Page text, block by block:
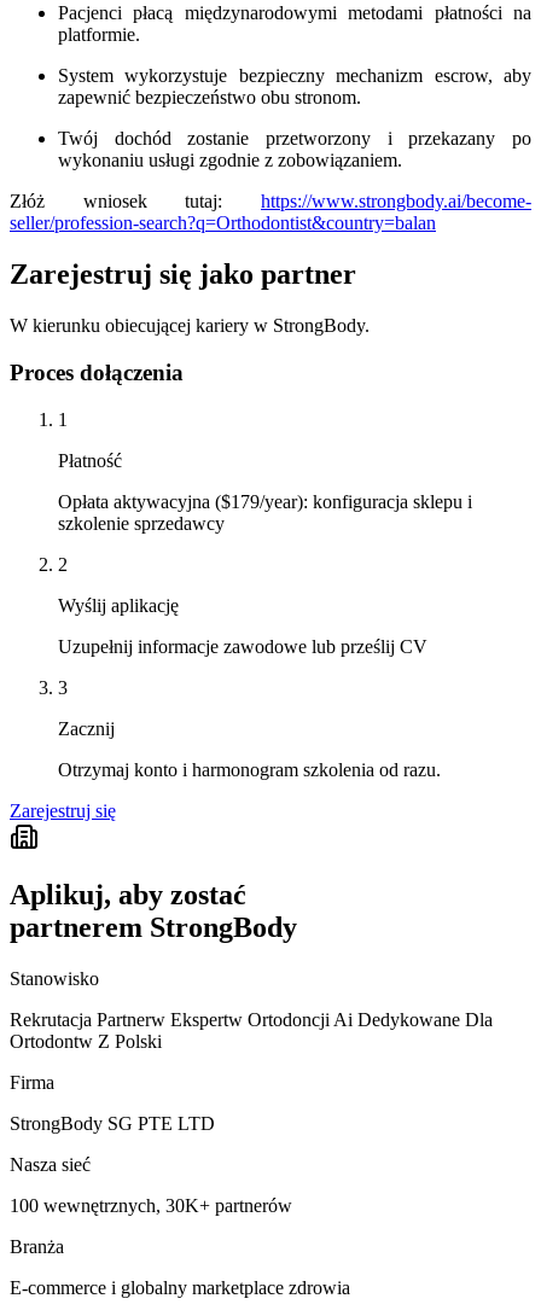
Pacjenci płacą międzynarodowymi metodami płatności na
platformie.
System wykorzystuje bezpieczny mechanizm escrow, aby
zapewnić bezpieczeństwo obu stronom.
Twój dochód zostanie przetworzony i przekazany po
wykonaniu usługi zgodnie z zobowiązaniem.
Złóż wniosek tutaj: https://www.strongbody.ai/become-
seller/profession-search?q=Orthodontist&country=balan
Zarejestruj się jako partner
W kierunku obiecującej kariery w StrongBody.
Proces dołączenia
1
Płatność
Opłata aktywacyjna ($179/year): konfiguracja sklepu i
szkolenie sprzedawcy
2
Wyślij aplikację
Uzupełnij informacje zawodowe lub prześlij CV
3
Zacznij
Otrzymaj konto i harmonogram szkolenia od razu.
Zarejestruj się
Aplikuj, aby zostać
partnerem StrongBody
Stanowisko
Rekrutacja Partnerw Ekspertw Ortodoncji Ai Dedykowane Dla
Ortodontw Z Polski
Firma
StrongBody SG PTE LTD
Nasza sieć
100 wewnętrznych, 30K+ partnerów
Branża
E-commerce i globalny marketplace zdrowia